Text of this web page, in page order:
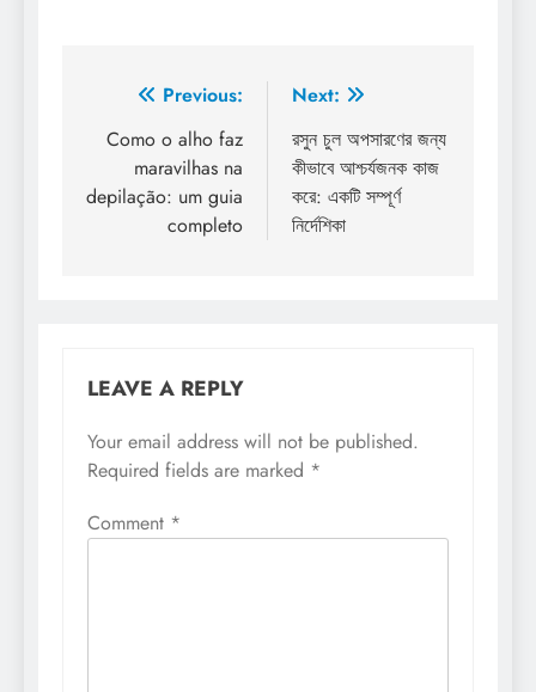
Previous:
Como o alho faz
maravilhas na
depilação: um guia
completo
Next:
রসুন চুল অপসারণের জন্য
কীভাবে আশ্চর্যজনক কাজ
করে: একটি সম্পূর্ণ
নির্দেশিকা
LEAVE A REPLY
Your email address will not be published.
Required fields are marked *
Comment *